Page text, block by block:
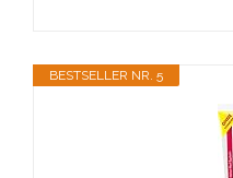
BESTSELLER NR. 5